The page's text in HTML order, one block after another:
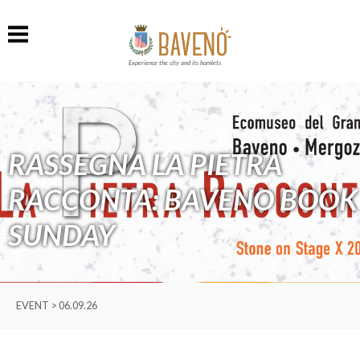
Experience the city and its hamlets
RASSEGNA LA PIETRA
RACCONTA: BAVENO BOOK
SUNDAY
EVENT > 06.09.26